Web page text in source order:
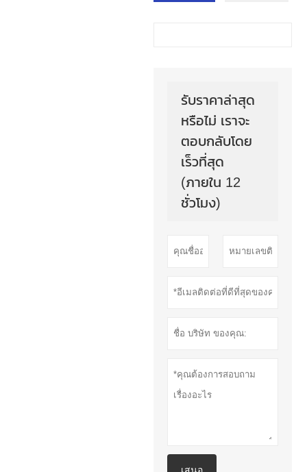
รับราคาล่าสุด
หรือไม่ เราจะ
ตอบกลับโดย
เร็วที่สุด
(ภายใน 12
ชั่วโมง)